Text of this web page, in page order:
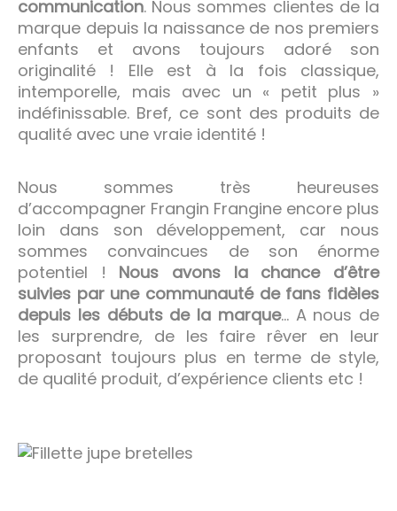
communication. Nous sommes clientes de la
marque depuis la naissance de nos premiers
enfants et avons toujours adoré son
originalité ! Elle est à la fois classique,
intemporelle, mais avec un « petit plus »
indéfinissable. Bref, ce sont des produits de
qualité avec une vraie identité !
Nous sommes très heureuses
d’accompagner Frangin Frangine encore plus
loin dans son développement, car nous
sommes convaincues de son énorme
potentiel ! Nous avons la chance d’être
suivies par une communauté de fans fidèles
depuis les débuts de la marque… A nous de
les surprendre, de les faire rêver en leur
proposant toujours plus en terme de style,
de qualité produit, d’expérience clients etc !